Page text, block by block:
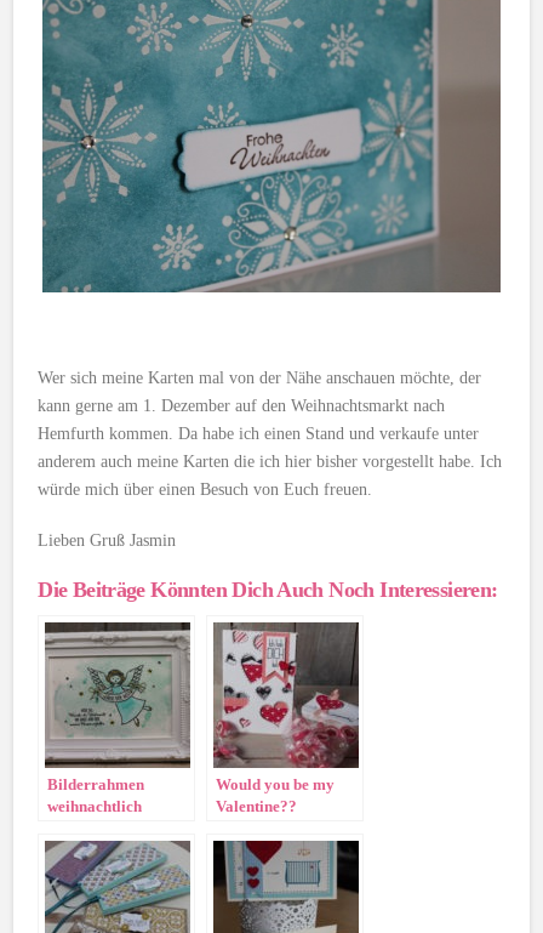
Wer sich meine Karten mal von der Nähe anschauen möchte, der
kann gerne am 1. Dezember auf den Weihnachtsmarkt nach
Hemfurth kommen. Da habe ich einen Stand und verkaufe unter
anderem auch meine Karten die ich hier bisher vorgestellt habe. Ich
würde mich über einen Besuch von Euch freuen.
Lieben Gruß Jasmin
Die Beiträge Könnten Dich Auch Noch Interessieren:
Bilderrahmen
weihnachtlich
Would you be my
Valentine??